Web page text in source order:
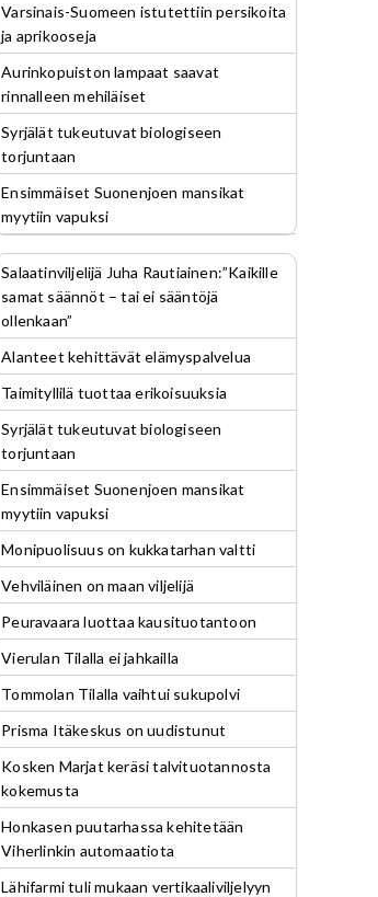
Varsinais-Suomeen istutettiin persikoita
ja aprikooseja
Aurinkopuiston lampaat saavat
rinnalleen mehiläiset
Syrjälät tukeutuvat biologiseen
torjuntaan
Ensimmäiset Suonenjoen mansikat
myytiin vapuksi
Salaatinviljelijä Juha Rautiainen:”Kaikille
samat säännöt – tai ei sääntöjä
ollenkaan”
Alanteet kehittävät elämyspalvelua
Taimityllilä tuottaa erikoisuuksia
Syrjälät tukeutuvat biologiseen
torjuntaan
Ensimmäiset Suonenjoen mansikat
myytiin vapuksi
Monipuolisuus on kukkatarhan valtti
Vehviläinen on maan viljelijä
Peuravaara luottaa kausituotantoon
Vierulan Tilalla ei jahkailla
Tommolan Tilalla vaihtui sukupolvi
Prisma Itäkeskus on uudistunut
Kosken Marjat keräsi talvituotannosta
kokemusta
Honkasen puutarhassa kehitetään
Viherlinkin automaatiota
Lähifarmi tuli mukaan vertikaaliviljelyyn